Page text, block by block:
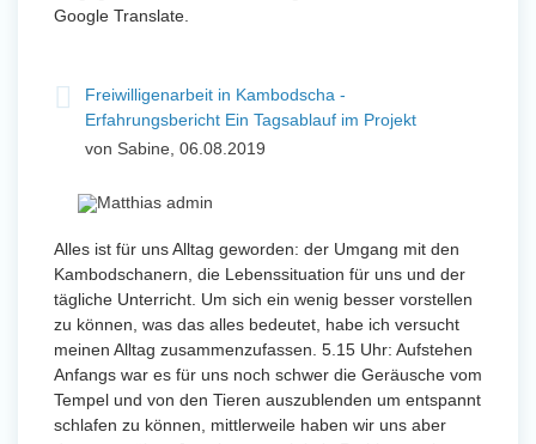
Google Translate.
Freiwilligenarbeit in Kambodscha -
Erfahrungsbericht Ein Tagsablauf im Projekt
von Sabine, 06.08.2019
Alles ist für uns Alltag geworden: der Umgang mit den
Kambodschanern, die Lebenssituation für uns und der
tägliche Unterricht. Um sich ein wenig besser vorstellen
zu können, was das alles bedeutet, habe ich versucht
meinen Alltag zusammenzufassen. 5.15 Uhr: Aufstehen
Anfangs war es für uns noch schwer die Geräusche vom
Tempel und von den Tieren auszublenden um entspannt
schlafen zu können, mittlerweile haben wir uns aber